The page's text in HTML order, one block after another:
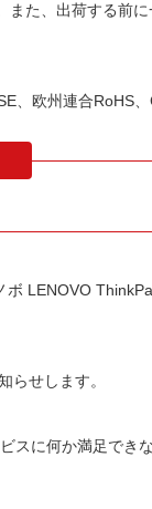
また、出荷する前
欧州連合RoHS
ボ LENOVO
らせします。
スに何か満足でき